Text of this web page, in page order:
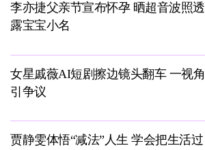
李亦捷父亲节宣布怀孕 晒超音波照透
露宝宝小名
女星戚薇AI短剧擦边镜头翻车 一视角
引争议
贾静雯体悟“减法”人生 学会把生活过